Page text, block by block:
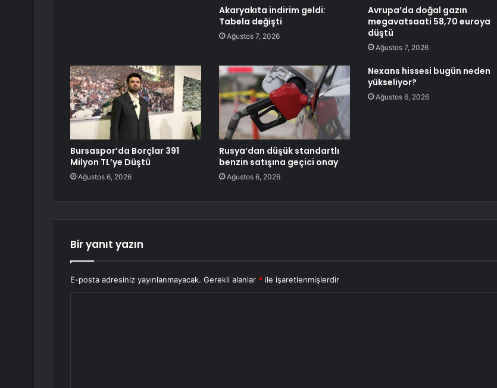
Akaryakıta indirim geldi:
Tabela değişti
Ağustos 7, 2026
Avrupa’da doğal gazın
megavatsaati 58,70 euroya
düştü
Ağustos 7, 2026
Bursaspor’da Borçlar 391
Milyon TL’ye Düştü
Ağustos 6, 2026
Rusya’dan düşük standartlı
benzin satışına geçici onay
Ağustos 6, 2026
Nexans hissesi bugün neden
yükseliyor?
Ağustos 6, 2026
Bir yanıt yazın
E-posta adresiniz yayınlanmayacak. Gerekli alanlar * ile işaretlenmişlerdir